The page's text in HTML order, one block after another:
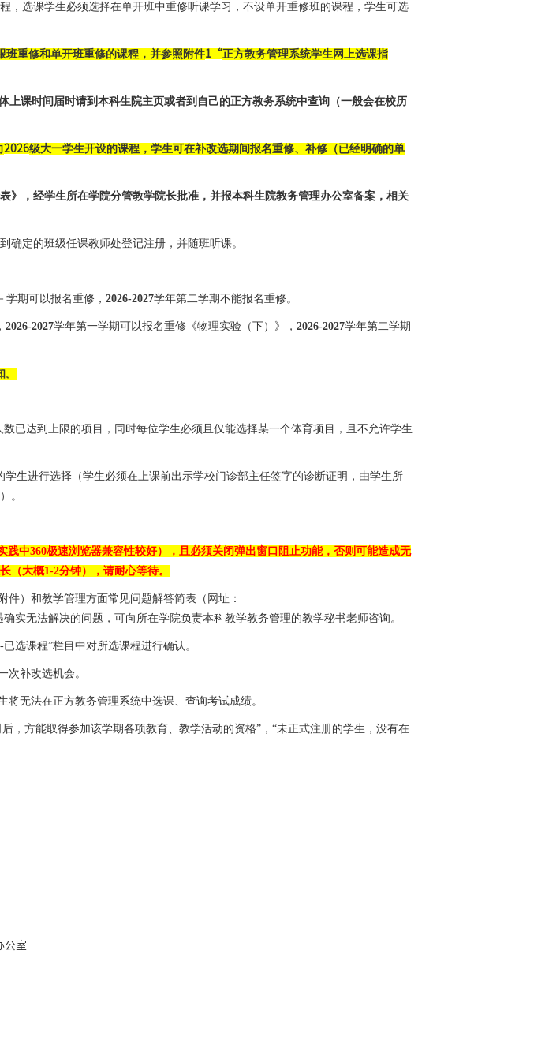
，选课学生必须选择在单开班中重修听课学习，不设单开重修班的课程，学生可选
班重修和单开班重修的课程，并参照附件1“正方教务管理系统学生网上选课指
上课时间届时请到本科生院主页或者到自己的正方教务系统中查询（一般会在校历
2026级大一学生开设的课程，学生可在补改选期间报名重修、补修（已经明确的单
》，经学生所在学院分管教学院长批准，并报本科生院教务管理办公室备案，相关
确定的班级任课教师处登记注册，并随班听课。
学期可以报名重修， 2026-2027学年第二学期不能报名重修。
2026-2027学年第一学期可以报名重修《物理实验（下）》， 2026-2027学年第二学期
已达到上限的项目，同时每位学生必须且仅能选择某一个体育项目，且不允许学生
生进行选择（学生必须在上课前出示学校门诊部主任签字的诊断证明，由学生所
。
践中360极速浏览器兼容性较好），且必须关闭弹出窗口阻止功能，否则可能造成无
（大概1-2分钟），请耐心等待。
）和教学管理方面常见问题解答简表（网址：
确实无法解决的问题，可向所在学院负责本科教学教务管理的教学秘书老师咨询。
已选课程”栏目中对所选课程进行确认。
次补改选机会。
将无法在正方教务管理系统中选课、查询考试成绩。
，方能取得参加该学期各项教育、教学活动的资格”，“未正式注册的学生，没有在
公室